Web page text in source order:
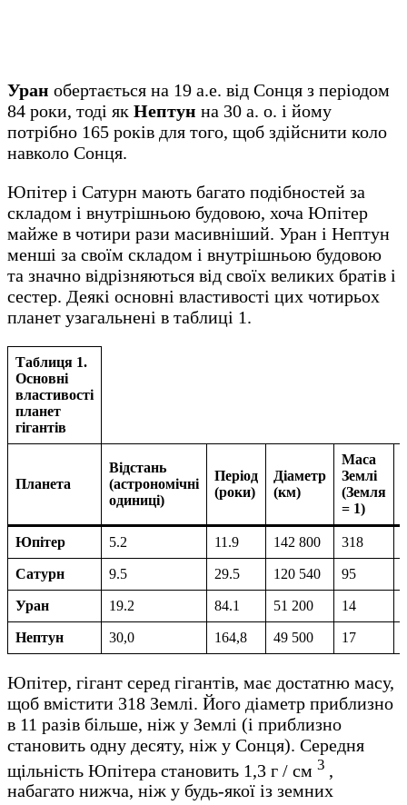
Уран обертається на 19 а.е. від Сонця з періодом
84 роки, тоді як Нептун на 30 а. о. і йому
потрібно 165 років для того, щоб здійснити коло
навколо Сонця.
Юпітер і Сатурн мають багато подібностей за
складом і внутрішньою будовою, хоча Юпітер
майже в чотири рази масивніший. Уран і Нептун
менші за своїм складом і внутрішньою будовою
та значно відрізняються від своїх великих братів і
сестер. Деякі основні властивості цих чотирьох
планет узагальнені в таблиці 1.
Таблиця 1.
Основні
властивості
планет
гігантів
Планета
Відстань
(астрономічні
одиниці)
Період
(роки)
Діаметр
(км)
Маса
Землі
(Земля
= 1)
Юпітер 5.2 11.9 142 800 318
Сатурн 9.5 29.5 120 540 95
Уран 19.2 84.1 51 200 14
Нептун 30,0 164,8 49 500 17
Юпітер, гігант серед гігантів, має достатню масу,
щоб вмістити 318 Землі. Його діаметр приблизно
в 11 разів більше, ніж у Землі (і приблизно
становить одну десяту, ніж у Сонця). Середня
щільність Юпітера становить 1,3 г / см 3 ,
набагато нижча, ніж у будь-якої із земних